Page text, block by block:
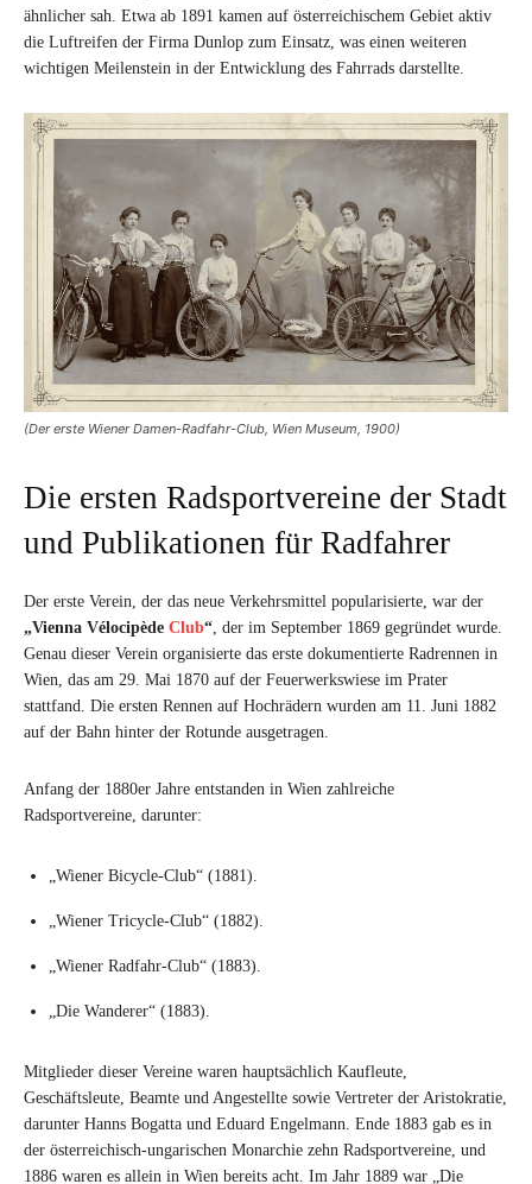
ähnlicher sah. Etwa ab 1891 kamen auf österreichischem Gebiet aktiv
die Luftreifen der Firma Dunlop zum Einsatz, was einen weiteren
wichtigen Meilenstein in der Entwicklung des Fahrrads darstellte.
(Der erste Wiener Damen-Radfahr-Club, Wien Museum, 1900)
Die ersten Radsportvereine der Stadt
und Publikationen für Radfahrer
Der erste Verein, der das neue Verkehrsmittel popularisierte, war der
„Vienna Vélocipède Club“ , der im September 1869 gegründet wurde.
Genau dieser Verein organisierte das erste dokumentierte Radrennen in
Wien, das am 29. Mai 1870 auf der Feuerwerkswiese im Prater
stattfand. Die ersten Rennen auf Hochrädern wurden am 11. Juni 1882
auf der Bahn hinter der Rotunde ausgetragen.
Anfang der 1880er Jahre entstanden in Wien zahlreiche
Radsportvereine, darunter:
„Wiener Bicycle-Club“ (1881).
„Wiener Tricycle-Club“ (1882).
„Wiener Radfahr-Club“ (1883).
„Die Wanderer“ (1883).
Mitglieder dieser Vereine waren hauptsächlich Kaufleute,
Geschäftsleute, Beamte und Angestellte sowie Vertreter der Aristokratie,
darunter Hanns Bogatta und Eduard Engelmann. Ende 1883 gab es in
der österreichisch-ungarischen Monarchie zehn Radsportvereine, und
1886 waren es allein in Wien bereits acht. Im Jahr 1889 war „Die